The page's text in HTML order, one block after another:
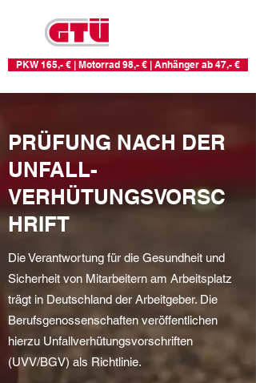
PKW 165,- € | Motorrad 98,- € | Anhänger ab 47,- €
PRÜFUNG NACH DER
UNFALL-
VERHÜTUNGSVORSC
HRIFT
Die Verantwortung für die Gesundheit und
Sicherheit von Mitarbeitern am Arbeitsplatz
trägt in Deutschland der Arbeitgeber. Die
Berufsgenossenschaften veröffentlichen
hierzu Unfallverhütungsvorschriften
(UVV/BGV) als Richtlinie.